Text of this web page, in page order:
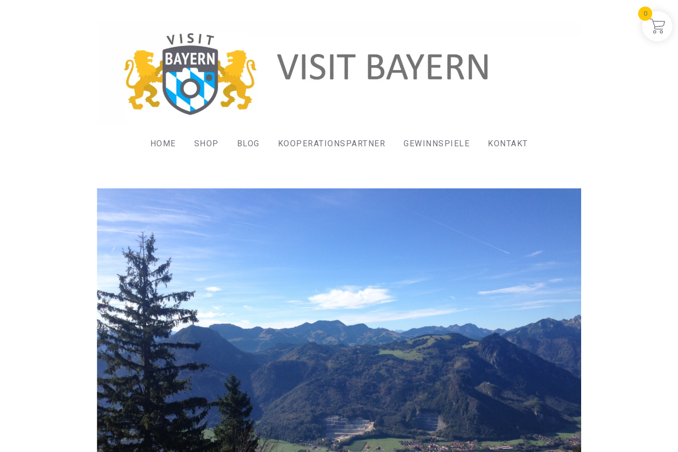
HOME SHOP BLOG KOOPERATIONSPARTNER GEWINNSPIELE KONTAKT
0